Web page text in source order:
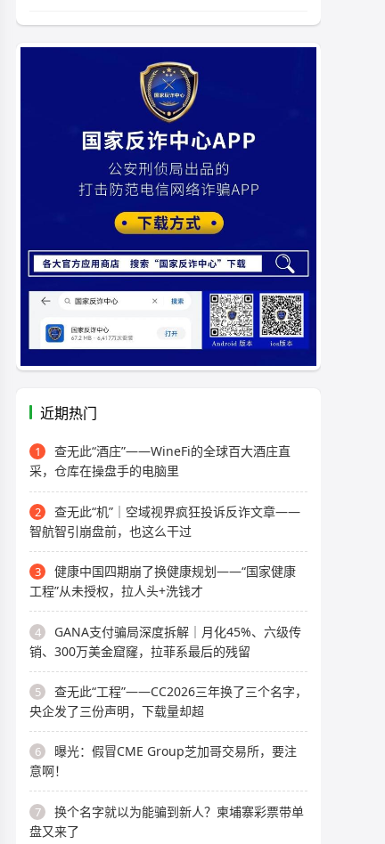
近期热门
1
查无此“酒庄”——WineFi的全球百大酒庄直
采，仓库在操盘手的电脑里
2
查无此“机”｜空域视界疯狂投诉反诈文章——
智航智引崩盘前，也这么干过
3
健康中国四期崩了换健康规划——“国家健康
工程”从未授权，拉人头+洗钱才
4
GANA支付骗局深度拆解｜月化45%、六级传
销、300万美金窟窿，拉菲系最后的残留
5
查无此“工程”——CC2026三年换了三个名字，
央企发了三份声明，下载量却超
6
曝光：假冒CME Group芝加哥交易所，要注
意啊！
7
换个名字就以为能骗到新人？柬埔寨彩票带单
盘又来了